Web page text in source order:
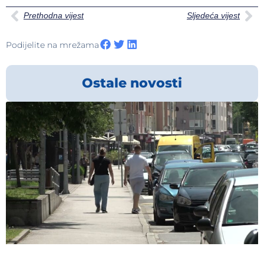
Prethodna vijest Sljedeća vijest
Podijelite na mrežama
Ostale novosti